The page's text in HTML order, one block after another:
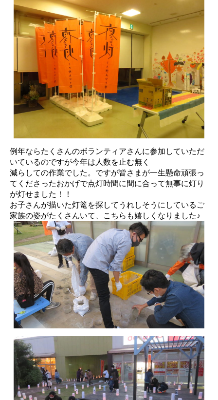
例年ならたくさんのボランティアさんに参加していただ
いているのですが今年は人数を止む無く
減らしての作業でした。ですが皆さまが一生懸命頑張っ
てくださったおかげで点灯時間に間に合って無事に灯り
が灯せました！！
お子さんが描いた灯篭を探してうれしそうにしているご
家族の姿がたくさんいて、こちらも嬉しくなりました♪